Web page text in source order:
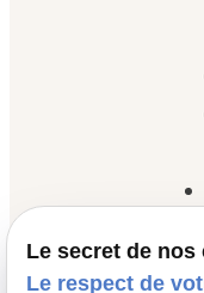
Le secret de nos
Le respect de